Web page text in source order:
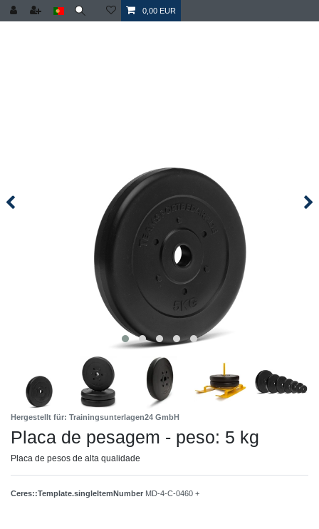
0,00 EUR
Hergestellt für: Trainingsunterlagen24 GmbH
Placa de pesagem - peso: 5 kg
Placa de pesos de alta qualidade
Ceres::Template.singleItemNumber MD-4-C-0460 +